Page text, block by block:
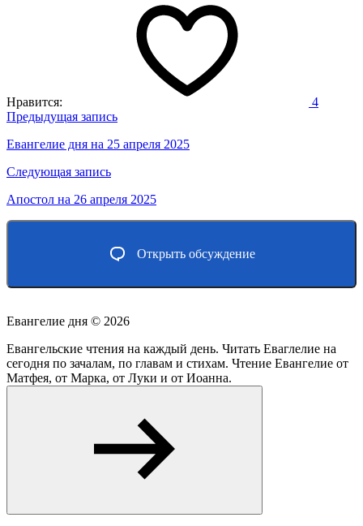
Нравится: 4
Навигация
по
записям
Предыдущая запись
Евангелие дня на 25 апреля 2025
Следующая запись
Апостол на 26 апреля 2025
Открыть обсуждение
Евангелие дня © 2026
Евангельские чтения на каждый день. Читать Еваглелие на
сегодня по зачалам, по главам и стихам. Чтение Евангелие от
Матфея, от Марка, от Луки и от Иоанна.